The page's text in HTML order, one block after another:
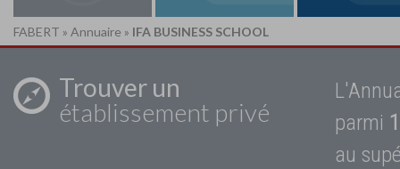
FABERT » Annuaire » IFA BUSINESS SCHOOL
Trouver un
établissement privé
parmi
au